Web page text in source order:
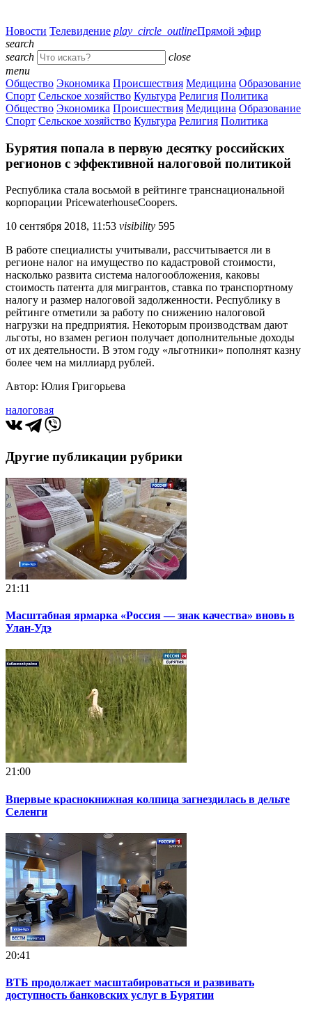
Новости Телевидение play_circle_outlineПрямой эфир
search
search
close
menu
Общество Экономика Происшествия Медицина Образование
Спорт Сельское хозяйство Культура Религия Политика
Общество Экономика Происшествия Медицина Образование
Спорт Сельское хозяйство Культура Религия Политика
Бурятия попала в первую десятку российских
регионов с эффективной налоговой политикой
Республика стала восьмой в рейтинге транснациональной
корпорации PricewaterhouseCoopers.
10 сентября 2018, 11:53 visibility 595
В работе специалисты учитывали, рассчитывается ли в
регионе налог на имущество по кадастровой стоимости,
насколько развита система налогообложения, каковы
стоимость патента для мигрантов, ставка по транспортному
налогу и размер налоговой задолженности. Республику в
рейтинге отметили за работу по снижению налоговой
нагрузки на предприятия. Некоторым производствам дают
льготы, но взамен регион получает дополнительные доходы
от их деятельности. В этом году «льготники» пополнят казну
более чем на миллиард рублей.
Автор: Юлия Григорьева
налоговая
Другие публикации рубрики
21:11
Масштабная ярмарка «Россия — знак качества» вновь в
Улан-Удэ
21:00
Впервые краснокнижная колпица загнездилась в дельте
Селенги
20:41
ВТБ продолжает масштабироваться и развивать
доступность банковских услуг в Бурятии